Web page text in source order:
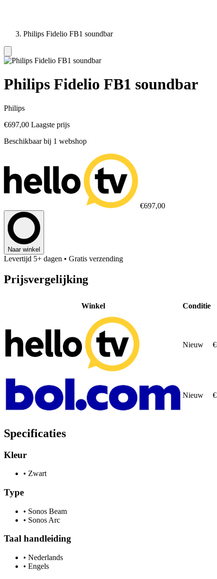
Philips Fidelio FB1 soundbar
Philips Fidelio FB1 soundbar
Philips
€697,00 Laagste prijs
Beschikbaar bij 1 webshop
€697,00
Naar winkel
Levertijd 5+ dagen • Gratis verzending
Prijsvergelijking
Winkel Conditie
Nieuw
Nieuw
Specificaties
Kleur
• Zwart
Type
• Sonos Beam
• Sonos Arc
Taal handleiding
• Nederlands
• Engels